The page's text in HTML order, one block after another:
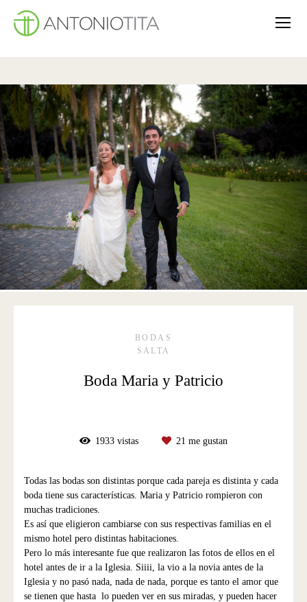
BODAS
SALTA
Boda Maria y Patricio
1933 vistas 21 me gustan
Todas las bodas son distintas porque cada pareja es distinta y cada
boda tiene sus características. Maria y Patricio rompieron con
muchas tradiciones.
Es así que eligieron cambiarse con sus respectivas familias en el
mismo hotel pero distintas habitaciones.
Pero lo más interesante fue que realizaron las fotos de ellos en el
hotel antes de ir a la Iglesia. Siiii, la vio a la novia antes de la
Iglesia y no pasó nada, nada de nada, porque es tanto el amor que
se tienen que hasta lo pueden ver en sus miradas, y pueden hacer